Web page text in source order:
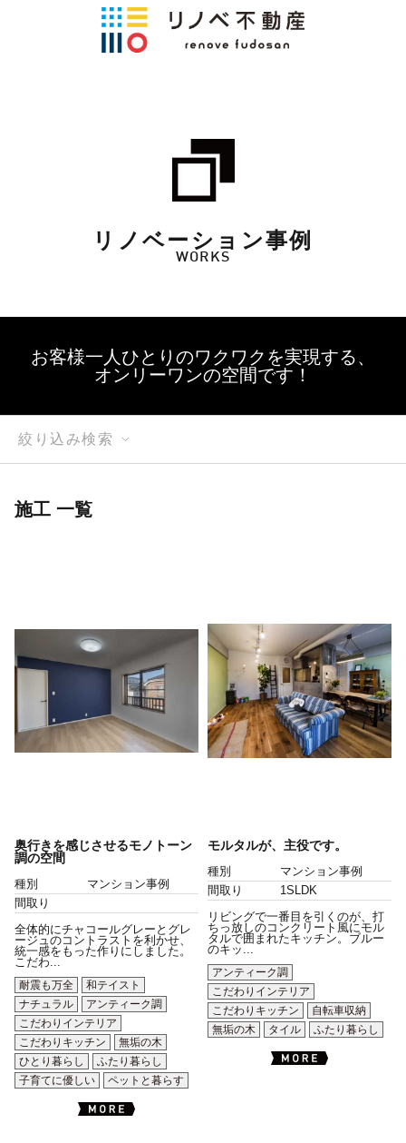
リノベーション事例
WORKS
お客様一人ひとりのワクワクを実現する、
オンリーワンの空間です！
絞り込み検索
施工 一覧
奥行きを感じさせるモノトーン
調の空間
種別
マンション事例
間取り
全体的にチャコールグレーとグレ
ージュのコントラストを利かせ、
統一感をもった作りにしました。
こだわ...
耐震も万全
和テイスト
ナチュラル
アンティーク調
こだわりインテリア
こだわりキッチン
無垢の木
ひとり暮らし
ふたり暮らし
子育てに優しい
ペットと暮らす
モルタルが、主役です。
種別
マンション事例
間取り
1SLDK
リビングで一番目を引くのが、打
ちっ放しのコンクリート風にモル
タルで囲まれたキッチン。ブルー
のキッ...
アンティーク調
こだわりインテリア
こだわりキッチン
自転車収納
無垢の木
タイル ふたり暮らし